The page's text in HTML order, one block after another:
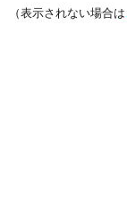
（表示されない場合は